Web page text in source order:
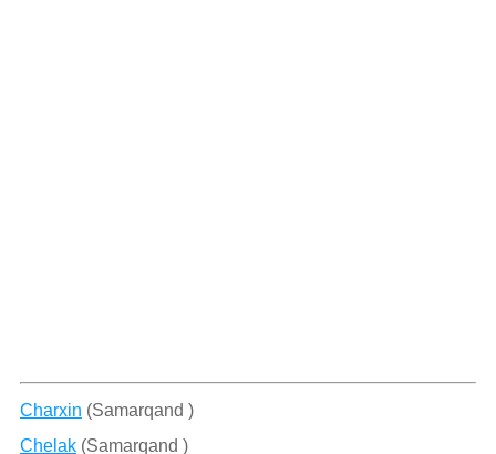
Charxin (Samarqand )
Chelak(Samarqand )